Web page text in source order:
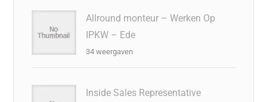
Allround monteur – Werken Op
IPKW – Ede
34 weergaven
Inside Sales Representative